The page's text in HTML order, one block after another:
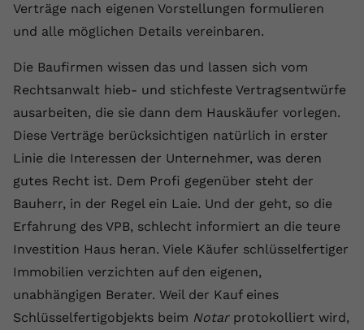
Verträge nach eigenen Vorstellungen formulieren
und alle möglichen Details vereinbaren.
Die Baufirmen wissen das und lassen sich vom
Rechtsanwalt hieb- und stichfeste Vertragsentwürfe
ausarbeiten, die sie dann dem Hauskäufer vorlegen.
Diese Verträge berücksichtigen natürlich in erster
Linie die Interessen der Unternehmer, was deren
gutes Recht ist. Dem Profi gegenüber steht der
Bauherr, in der Regel ein Laie. Und der geht, so die
Erfahrung des VPB, schlecht informiert an die teure
Investition Haus heran. Viele Käufer schlüsselfertiger
Immobilien verzichten auf den eigenen,
unabhängigen Berater. Weil der Kauf eines
Schlüsselfertigobjekts beim Notarprotokolliert wird,
Videos von YouTube der Nutzer
gesehen hat.
Name yt.innertube::nextId
Laufzeit Session
Zweck
Dieser von YouTube gesetzte Cookie
registriert eine eindeutige ID, um
Daten darüber zu speichern, welche
Videos von YouTube der Nutzer
gesehen hat.
Name yt-remote-connected-devices